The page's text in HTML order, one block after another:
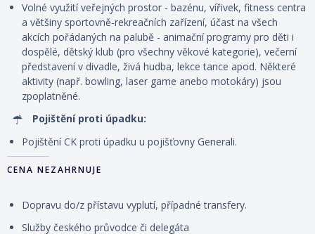
Volné využití veřejných prostor - bazénu, vířivek, fitness centra
a většiny sportovně-rekreačních zařízení, účast na všech
akcích pořádaných na palubě - animační programy pro děti i
dospělé, dětský klub (pro všechny věkové kategorie), večerní
představení v divadle, živá hudba, lekce tance apod. Některé
aktivity (např. bowling, laser game anebo motokáry) jsou
zpoplatněné.
Pojištění proti úpadku:
Pojištění CK proti úpadku u pojišťovny Generali.
CENA NEZAHRNUJE
Dopravu do/z přístavu vyplutí, případné transfery.
Služby českého průvodce či delegáta